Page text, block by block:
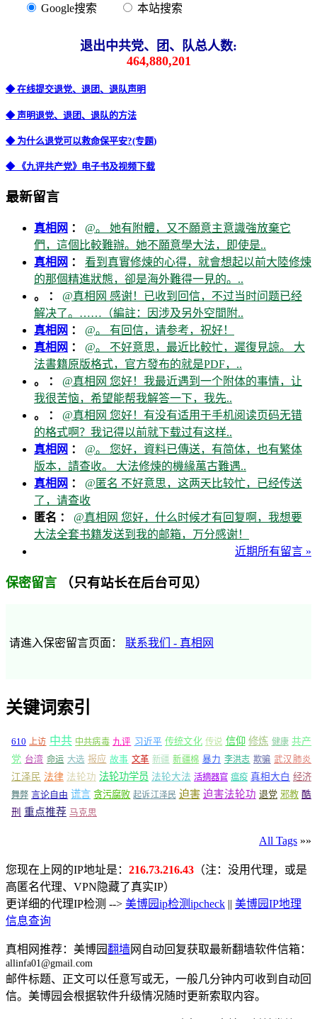
Google搜索 本站搜索
退出中共党、团、队总人数:
464,880,201
◆ 在线提交退党、退团、退队声明
◆ 声明退党、退团、退队的方法
◆ 为什么退党可以救命保平安?(专题)
◆ 《九评共产党》电子书及视频下载
最新留言
真相网 ： @。 她有附體，又不願意主意識強放棄它
們，這個比較難辦。她不願意學大法，即使是..
真相网 ： 看到真實修煉的心得，就會想起以前大陸修煉
的那個精進狀態，卻是海外難得一見的。..
。 ： @真相网 感谢！已收到回信，不过当时问题已经
解决了。……（編註：因涉及另外空間附..
真相网 ： @。 有回信，请参考，祝好！
真相网 ： @。 不好意思，最近比較忙，遲復見諒。 大
法書籍原版格式，官方發布的就是PDF，..
。 ： @真相网 您好！我最近遇到一个附体的事情，让
我很苦恼，希望能帮我解答一下，我先..
。 ： @真相网 您好！有没有适用于手机阅读页码无错
的格式啊？我记得以前就下载过有这样..
真相网 ： @。 您好，資料已傳送，有简体，也有繁体
版本，請查收。 大法修煉的機緣萬古難遇..
真相网 ： @匿名 不好意思，这两天比较忙，已经传送
了，请查收
匿名 ： @真相网 您好，什么时候才有回复啊，我想要
大法全套书籍发送到我的邮箱，万分感谢！
近期所有留言 »
保密留言 （只有站长在后台可见）
请進入保密留言页面： 联系我们 - 真相网
关键词索引
610 上访 中共 中共病毒 九评 习近平 传统文化 传说 信仰 修炼 健康 共产
党 台湾 命运 大选 报应 故事 文革 新疆 新疆棉 暴力 李洪志 欺骗 武汉肺炎
江泽民 法律 法轮功 法轮功学员 法轮大法 活摘器官 瘟疫 真相大白 经济
舞弊 言论自由 谎言 贪污腐败 起诉江泽民 迫害 迫害法轮功 退党 邪教 酷
刑 重点推荐 马克思
All Tags »»
您现在上网的IP地址是： 216.73.216.43 （注：没用代理，或是
高匿名代理、VPN隐藏了真实IP）
更详细的代理IP检测 --> 美博园ip检测ipcheck || 美博园IP地理
信息查询
真相网推荐：美博园翻墙网自动回复获取最新翻墙软件信箱：
allinfa01@gmail.com
邮件标题、正文可以任意写或无，一般几分钟内可收到自动回
信。美博园会根据软件升级情况随时更新索取内容。